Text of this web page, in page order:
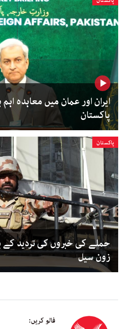
ایران اور عمان میں معاہدہ
پاکستان
پاکستان
حملے کی خبروں کی تردید کے
زون سیل
فالو کریں: